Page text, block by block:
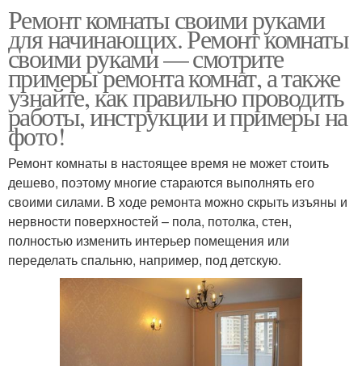
Ремонт комнаты своими руками
для начинающих. Ремонт комнаты
своими руками — смотрите
примеры ремонта комнат, а также
узнайте, как правильно проводить
работы, инструкции и примеры на
фото!
Ремонт комнаты в настоящее время не может стоить
дешево, поэтому многие стараются выполнять его
своими силами. В ходе ремонта можно скрыть изъяны и
нервности поверхностей – пола, потолка, стен,
полностью изменить интерьер помещения или
переделать спальню, например, под детскую.